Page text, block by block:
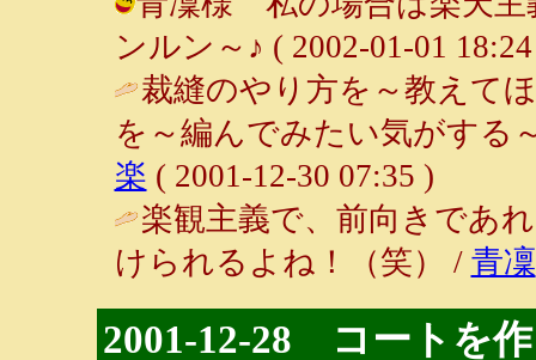
ンルン～♪ ( 2002-01-01
裁縫のやり方を～教えて
を～編んでみたい気がする
楽 ( 2001-12-30 07:35 )
楽観主義で、前向きであ
けられるよね！（笑） / 青凜
2001-12-28 コートを